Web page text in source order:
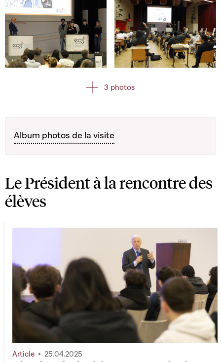
Open image in gallery Open image in gallery
3 photos
Album photos de la visite
Le Président à la rencontre des
élèves
Article 25.04.2025